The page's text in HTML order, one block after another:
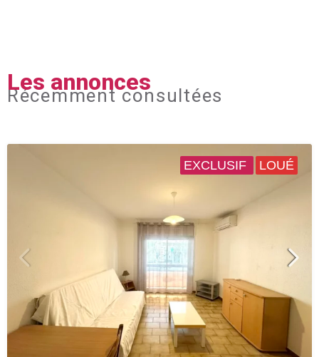
Les annonces
Récemment consultées
EXCLUSIF LOUÉ